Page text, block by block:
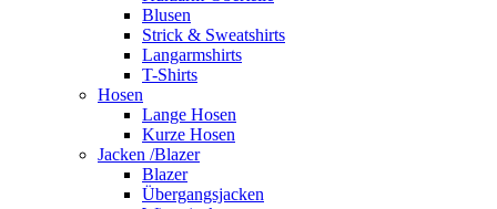
Blusen
Strick & Sweatshirts
Langarmshirts
T-Shirts
Hosen
Lange Hosen
Kurze Hosen
Jacken /Blazer
Blazer
Übergangsjacken